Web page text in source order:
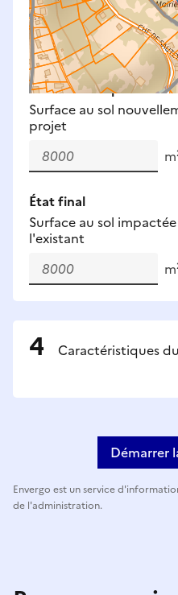
Surfaces à prendre
espaces verts,
définitifs et
Nouveaux impacts
Surface au sol
projet
État final
Surface au sol
l'existant
Caractéristiques
Démarrer
Envergo est un service
de l'administration.